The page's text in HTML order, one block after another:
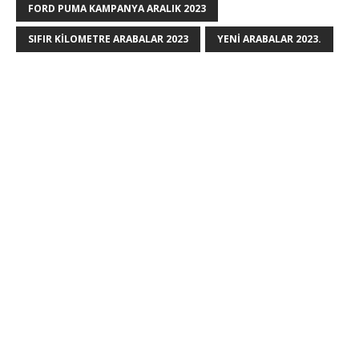
FORD PUMA KAMPANYA ARALIK 2023
SIFIR KILOMETRE ARABALAR 2023 YENI ARABALAR 2023.